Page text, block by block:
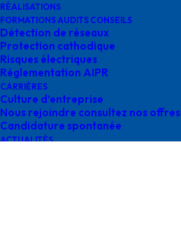
RÉALISATIONS
FORMATIONS AUDITS CONSEILS
Détection de réseaux
Protection cathodique
Risques électriques
Réglementation AIPR
CARRIÈRES
Culture d’entreprise
Nous rejoindre consultez nos offres
Candidature spontanée
ACTUALITÉS
Agence Occitanie